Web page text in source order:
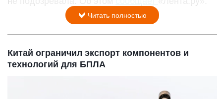
Шедеврум/Altapress.ru
6 августа 2026 в 15:00
рассказала, как случайно раскрыла тайну мужа